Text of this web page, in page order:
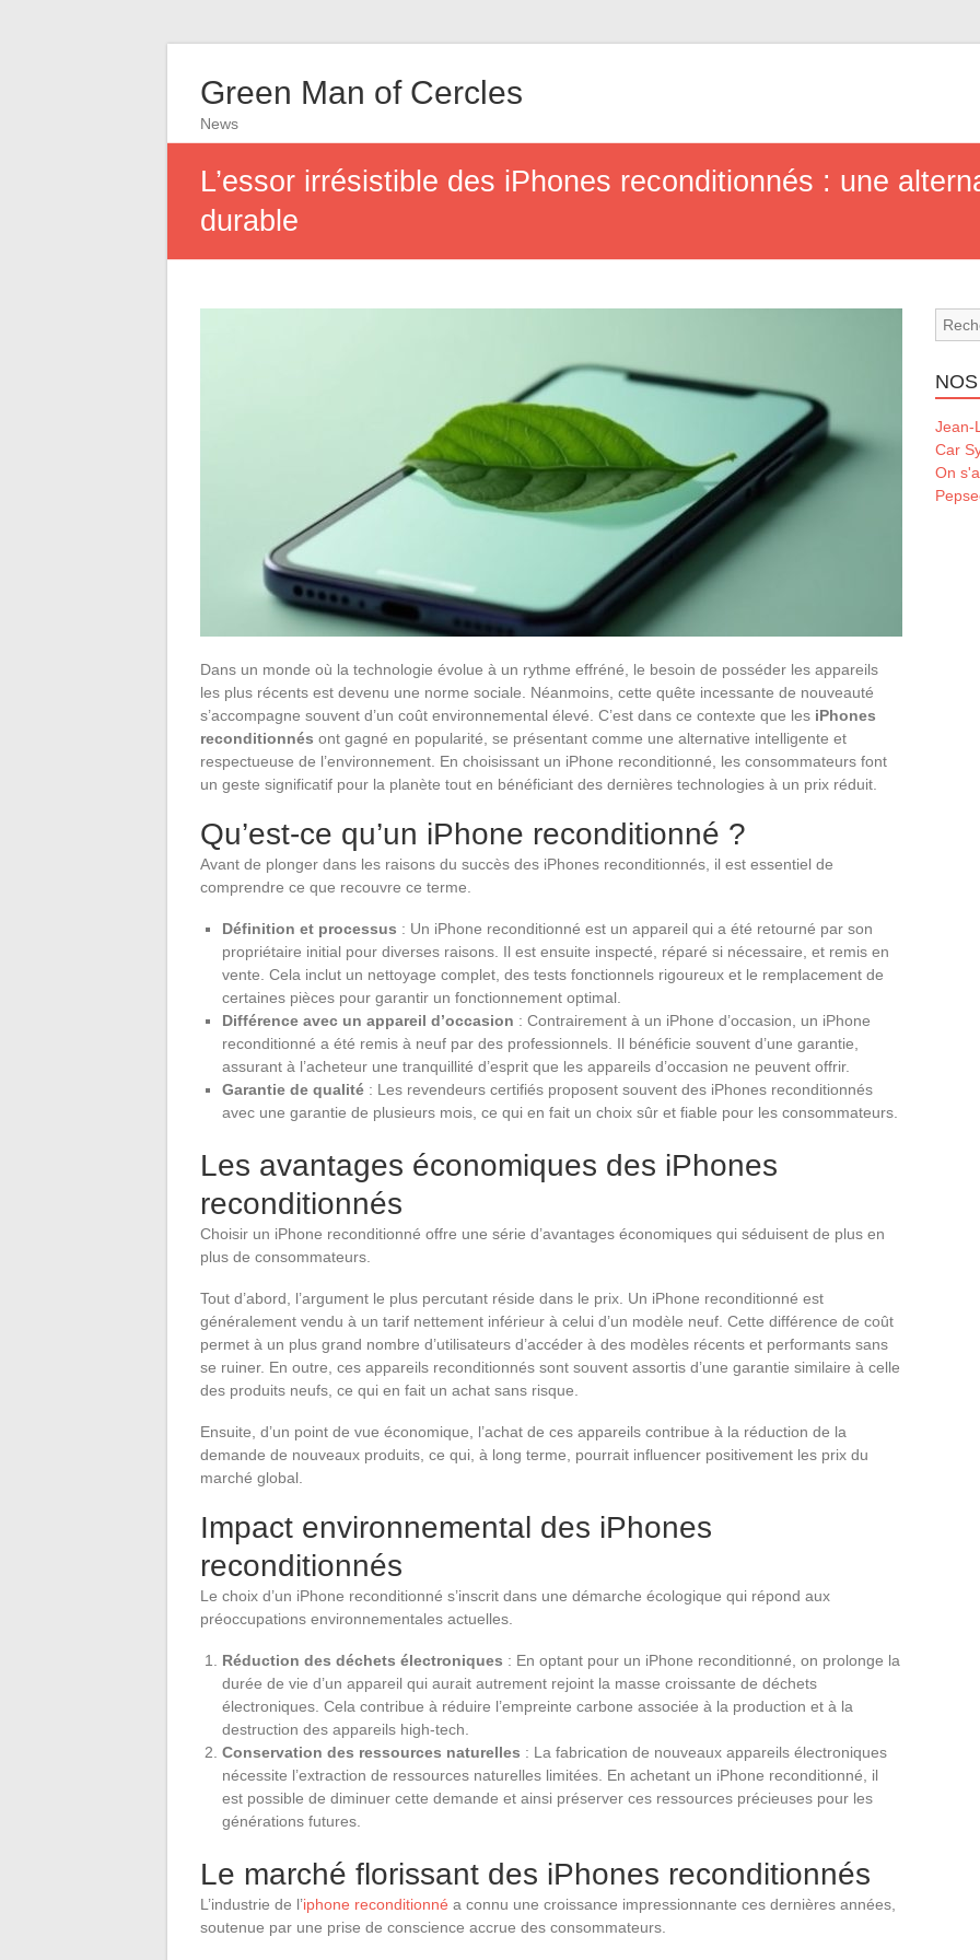
Green Man of Cercles
News
L’essor irrésistible des iPhones reconditionnés : une
durable
Dans un monde où la technologie évolue à un rythme effréné, le besoin de posséder les appareils
les plus récents est devenu une norme sociale. Néanmoins, cette quête incessante de nouveauté
s’accompagne souvent d’un coût environnemental élevé. C’est dans ce contexte que les iPhones
reconditionnés ont gagné en popularité, se présentant comme une alternative intelligente et
respectueuse de l’environnement. En choisissant un iPhone reconditionné, les consommateurs font
un geste significatif pour la planète tout en bénéficiant des dernières technologies à un prix réduit.
Qu’est-ce qu’un iPhone reconditionné ?
Avant de plonger dans les raisons du succès des iPhones reconditionnés, il est essentiel de
comprendre ce que recouvre ce terme.
Définition et processus : Un iPhone reconditionné est un appareil qui a été retourné par son
propriétaire initial pour diverses raisons. Il est ensuite inspecté, réparé si nécessaire, et remis en
vente. Cela inclut un nettoyage complet, des tests fonctionnels rigoureux et le remplacement de
certaines pièces pour garantir un fonctionnement optimal.
Différence avec un appareil d’occasion : Contrairement à un iPhone d’occasion, un iPhone
reconditionné a été remis à neuf par des professionnels. Il bénéficie souvent d’une garantie,
assurant à l’acheteur une tranquillité d’esprit que les appareils d’occasion ne peuvent offrir.
Garantie de qualité : Les revendeurs certifiés proposent souvent des iPhones reconditionnés
avec une garantie de plusieurs mois, ce qui en fait un choix sûr et fiable pour les consommateurs.
Les avantages économiques des iPhones
reconditionnés
Choisir un iPhone reconditionné offre une série d’avantages économiques qui séduisent de plus en
plus de consommateurs.
Tout d’abord, l’argument le plus percutant réside dans le prix. Un iPhone reconditionné est
généralement vendu à un tarif nettement inférieur à celui d’un modèle neuf. Cette différence de coût
permet à un plus grand nombre d’utilisateurs d’accéder à des modèles récents et performants sans
se ruiner. En outre, ces appareils reconditionnés sont souvent assortis d’une garantie similaire à celle
des produits neufs, ce qui en fait un achat sans risque.
Ensuite, d’un point de vue économique, l’achat de ces appareils contribue à la réduction de la
demande de nouveaux produits, ce qui, à long terme, pourrait influencer positivement les prix du
marché global.
Impact environnemental des iPhones
reconditionnés
Le choix d’un iPhone reconditionné s’inscrit dans une démarche écologique qui répond aux
préoccupations environnementales actuelles.
Réduction des déchets électroniques : En optant pour un iPhone reconditionné, on prolonge la
durée de vie d’un appareil qui aurait autrement rejoint la masse croissante de déchets
électroniques. Cela contribue à réduire l’empreinte carbone associée à la production et à la
destruction des appareils high-tech.
Conservation des ressources naturelles : La fabrication de nouveaux appareils électroniques
nécessite l’extraction de ressources naturelles limitées. En achetant un iPhone reconditionné, il
est possible de diminuer cette demande et ainsi préserver ces ressources précieuses pour les
générations futures.
Le marché florissant des iPhones reconditionnés
L’industrie de l’iphone reconditionné a connu une croissance impressionnante ces dernières années,
soutenue par une prise de conscience accrue des consommateurs.
Jean-
Car
On